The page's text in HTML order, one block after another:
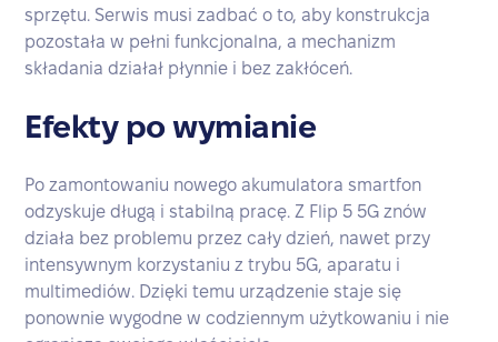
sprzętu. Serwis musi zadbać o to, aby konstrukcja
pozostała w pełni funkcjonalna, a mechanizm
składania działał płynnie i bez zakłóceń.
Efekty po wymianie
Po zamontowaniu nowego akumulatora smartfon
odzyskuje długą i stabilną pracę. Z Flip 5 5G znów
działa bez problemu przez cały dzień, nawet przy
intensywnym korzystaniu z trybu 5G, aparatu i
multimediów. Dzięki temu urządzenie staje się
ponownie wygodne w codziennym użytkowaniu i nie